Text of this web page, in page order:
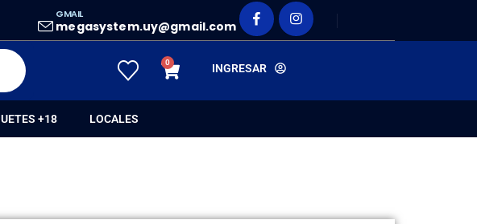
GMAIL
megasystem.uy@gmail.com
0 INGRESAR
+18 LOCALES
+ BLUETOOTH